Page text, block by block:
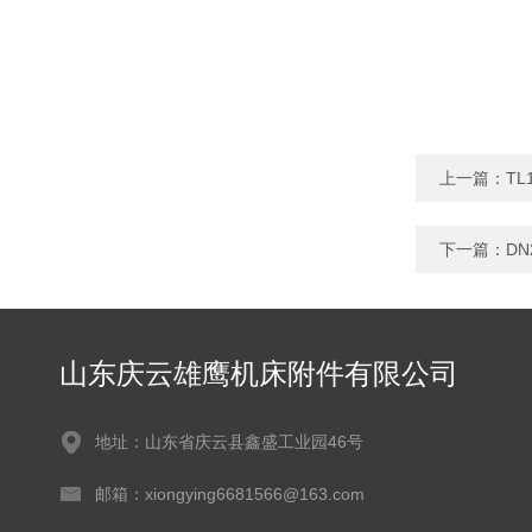
上一篇：
下一篇：
山东庆云雄鹰机床附件有限公司
地址：山东省庆云县鑫盛工业园46号
邮箱：xiongying6681566@163.com